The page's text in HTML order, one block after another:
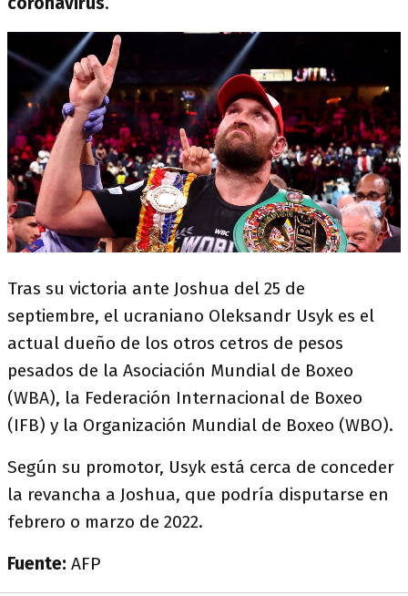
Tras su victoria ante Joshua del 25 de
septiembre, el ucraniano Oleksandr Usyk es el
actual dueño de los otros cetros de pesos
pesados de la Asociación Mundial de Boxeo
(WBA), la Federación Internacional de Boxeo
(IFB) y la Organización Mundial de Boxeo (WBO).
Según su promotor, Usyk está cerca de conceder
la revancha a Joshua, que podría disputarse en
febrero o marzo de 2022.
Fuente: AFP